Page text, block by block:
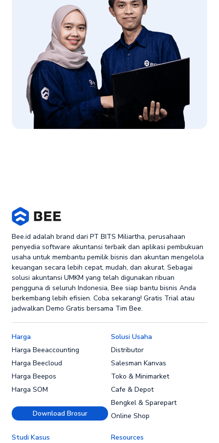
Bee.id adalah brand dari PT BITS Miliartha, perusahaan
penyedia software akuntansi terbaik dan aplikasi pembukuan
usaha untuk membantu pemilik bisnis dan akuntan mengelola
keuangan secara lebih cepat, mudah, dan akurat. Sebagai
solusi akuntansi UMKM yang telah digunakan ribuan
pengguna di seluruh Indonesia, Bee siap bantu bisnis Anda
berkembang lebih efisien. Coba sekarang! Gratis Trial atau
jadwalkan Demo Gratis bersama Tim Bee.
Harga
Harga Beeaccounting
Harga Beecloud
Harga Beepos
Harga SOM
Download Brosur
Solusi Usaha
Distributor
Salesman Kanvas
Toko & Minimarket
Cafe & Depot
Bengkel & Sparepart
Online Shop
Studi Kasus
Resources